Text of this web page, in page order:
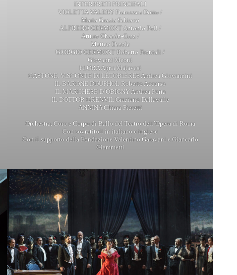
INTERPRETI PRINCIPALI
VIOLETTA VALERY Francesca Dotto /
Maria Grazia Schiavo
ALFREDO GERMONT Antonio Poli /
Arturo Chacón-Cruz /
Matteo Desole
GIORGIO GERMONT Roberto Frontali /
Giovanni Meoni
FLORA Anna Malavasi
GASTONE, VISCONTE DI LÉTORIÈRES Andrea Giovannini
IL BARONE DOUPHOL Roberto Accurso
IL MARCHESE D’OBIGNY Andrea Porta
IL DOTTOR GRENVIL Graziano Dallavalle
ANNINA Chiara Pieretti
Orchestra, Coro e Corpo di Ballo del Teatro dell’Opera di Roma
Con sovratitoli in italiano e inglese
Con il supporto della Fondazione Valentino Garavani e Giancarlo
Giammetti